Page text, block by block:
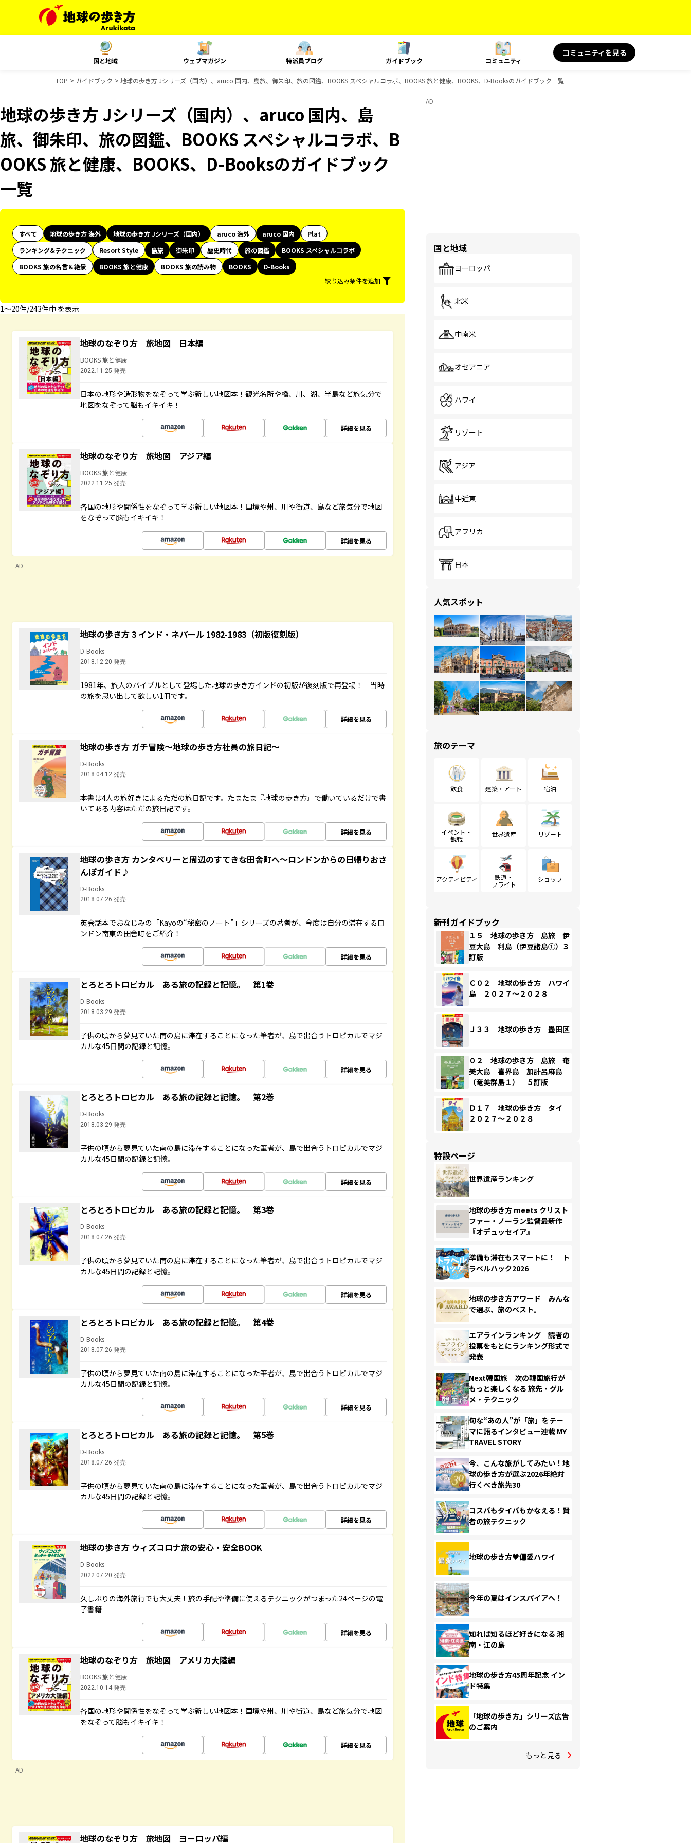
国と地域 ウェブマガジン 特派員ブログ ガイドブック コミュニティ
コミュニティを見る
TOP ガイドブック 地球の歩き方 Jシリーズ（国内）、aruco 国内、島旅、御朱印、旅の図鑑、BOOKS スペシャルコラボ、BOOKS 旅と健康、BOOKS、D-Booksのガイドブック一覧
地球の歩き方 Jシリーズ（国内）、aruco 国内、島
旅、御朱印、旅の図鑑、BOOKS スペシャルコラボ、B
OOKS 旅と健康、BOOKS、D-Booksのガイドブック
一覧
すべて 地球の歩き方 海外 地球の歩き方 Jシリーズ（国内） aruco 海外 aruco 国内
Plat
ランキング&テクニック
Resort Style 島旅 御朱印 歴史時代 旅の図鑑
BOOKS スペシャルコラボ
BOOKS 旅の名言＆絶景
BOOKS 旅と健康 BOOKS 旅の読み物 BOOKS
D-Books
絞り込み条件を追加
1〜20件/243件中 を表示
地球のなぞり方 旅地図 日本編
BOOKS 旅と健康
2022.11.25 発売
日本の地形や造形物をなぞって学ぶ新しい地図本！観光名所や橋、川、湖、半島など旅気分で
地図をなぞって脳もイキイキ！
詳細を見る
地球のなぞり方 旅地図 アジア編
BOOKS 旅と健康
2022.11.25 発売
各国の地形や関係性をなぞって学ぶ新しい地図本！国境や州、川や街道、島など旅気分で地図
をなぞって脳もイキイキ！
詳細を見る
AD
地球の歩き方 3 インド・ネパール 1982-1983（初版復刻版）
D-Books
2018.12.20 発売
1981年、旅人のバイブルとして登場した地球の歩き方インドの初版が復刻版で再登場！ 当時
の旅を思い出して欲しい1冊です。
詳細を見る
地球の歩き方 ガチ冒険～地球の歩き方社員の旅日記～
D-Books
2018.04.12 発売
本書は4人の旅好きによるただの旅日記です。たまたま『地球の歩き方』で働いているだけで書
いてある内容はただの旅日記です。
詳細を見る
地球の歩き方 カンタベリーと周辺のすてきな田舎町へ～ロンドンからの日帰りおさ
んぽガイド♪
D-Books
2018.07.26 発売
英会話本でおなじみの「Kayoの“秘密のノート”」シリーズの著者が、今度は自分の滞在するロ
ンドン南東の田舎町をご紹介！
詳細を見る
とろとろトロピカル ある旅の記録と記憶。 第1巻
D-Books
2018.03.29 発売
子供の頃から夢見ていた南の島に滞在することになった筆者が、島で出合うトロピカルでマジ
カルな45日間の記録と記憶。
詳細を見る
とろとろトロピカル ある旅の記録と記憶。 第2巻
D-Books
2018.03.29 発売
子供の頃から夢見ていた南の島に滞在することになった筆者が、島で出合うトロピカルでマジ
カルな45日間の記録と記憶。
詳細を見る
とろとろトロピカル ある旅の記録と記憶。 第3巻
D-Books
2018.07.26 発売
子供の頃から夢見ていた南の島に滞在することになった筆者が、島で出合うトロピカルでマジ
カルな45日間の記録と記憶。
詳細を見る
とろとろトロピカル ある旅の記録と記憶。 第4巻
D-Books
2018.07.26 発売
子供の頃から夢見ていた南の島に滞在することになった筆者が、島で出合うトロピカルでマジ
カルな45日間の記録と記憶。
詳細を見る
とろとろトロピカル ある旅の記録と記憶。 第5巻
D-Books
2018.07.26 発売
子供の頃から夢見ていた南の島に滞在することになった筆者が、島で出合うトロピカルでマジ
カルな45日間の記録と記憶。
詳細を見る
地球の歩き方 ウィズコロナ旅の安心・安全BOOK
D-Books
2022.07.20 発売
久しぶりの海外旅行でも大丈夫！旅の手配や準備に使えるテクニックがつまった24ページの電
子書籍
詳細を見る
地球のなぞり方 旅地図 アメリカ大陸編
BOOKS 旅と健康
2022.10.14 発売
各国の地形や関係性をなぞって学ぶ新しい地図本！国境や州、川や街道、島など旅気分で地図
をなぞって脳もイキイキ！
詳細を見る
AD
地球のなぞり方 旅地図 ヨーロッパ編
AD
国と地域
ヨーロッパ
北米
中南米
オセアニア
ハワイ
リゾート
アジア
中近東
アフリカ
日本
人気スポット
旅のテーマ
飲食 建築・アート 宿泊
イベント・
観戦
世界遺産 リゾート
アクティビティ
鉄道・
フライト
ショップ
新刊ガイドブック
１５ 地球の歩き方 島旅 伊
豆大島 利島（伊豆諸島①）３
訂版
Ｃ０２ 地球の歩き方 ハワイ
島 ２０２７～２０２８
Ｊ３３ 地球の歩き方 墨田区
０２ 地球の歩き方 島旅 奄
美大島 喜界島 加計呂麻島
（奄美群島１） ５訂版
Ｄ１７ 地球の歩き方 タイ
２０２７～２０２８
特設ページ
世界遺産ランキング
地球の歩き方 meets クリスト
ファー・ノーラン監督最新作
『オデュッセイア』
準備も滞在もスマートに！ ト
ラベルハック2026
地球の歩き方アワード みんな
で選ぶ、旅のベスト。
エアラインランキング 読者の
投票をもとにランキング形式で
発表
Next韓国旅 次の韓国旅行が
もっと楽しくなる 旅先・グル
メ・テクニック
旬な“あの人”が「旅」をテー
マに語るインタビュー連載 MY
TRAVEL STORY
今、こんな旅がしてみたい！地
球の歩き方が選ぶ2026年絶対
行くべき旅先30
コスパもタイパもかなえる！賢
者の旅テクニック
地球の歩き方♥偏愛ハワイ
今年の夏はインスパイアへ！
知れば知るほど好きになる 湘
南・江の島
地球の歩き方45周年記念 イン
ド特集
「地球の歩き方」シリーズ広告
のご案内
もっと見る